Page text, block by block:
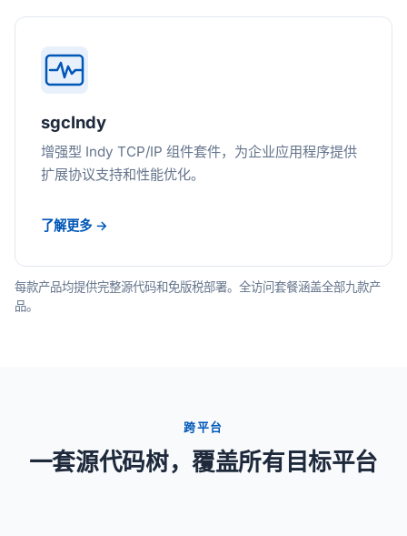
sgcIndy
增强型 Indy TCP/IP 组件套件，为企业应用程序提供
扩展协议支持和性能优化。
了解更多 →
每款产品均提供完整源代码和免版税部署。全访问套餐涵盖全部九款产
品。
跨平台
一套源代码树，覆盖所有目标平台